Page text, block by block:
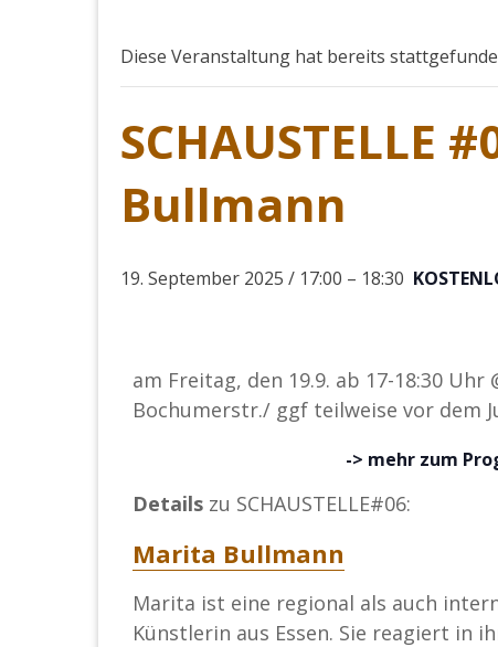
Diese Veranstaltung hat bereits
SCHAUSTELLE
Bullmann
19. September 2025 / 17:00 – 18:30
am Freitag, den 19.9. ab 17-18:30 Uhr
Bochumerstr./ ggf teilweise vor dem
-> mehr zum
Details zu SCHAUSTELLE#06:
Marita Bullmann
Marita ist eine regional als auch
Künstlerin aus Essen. Sie reagiert in